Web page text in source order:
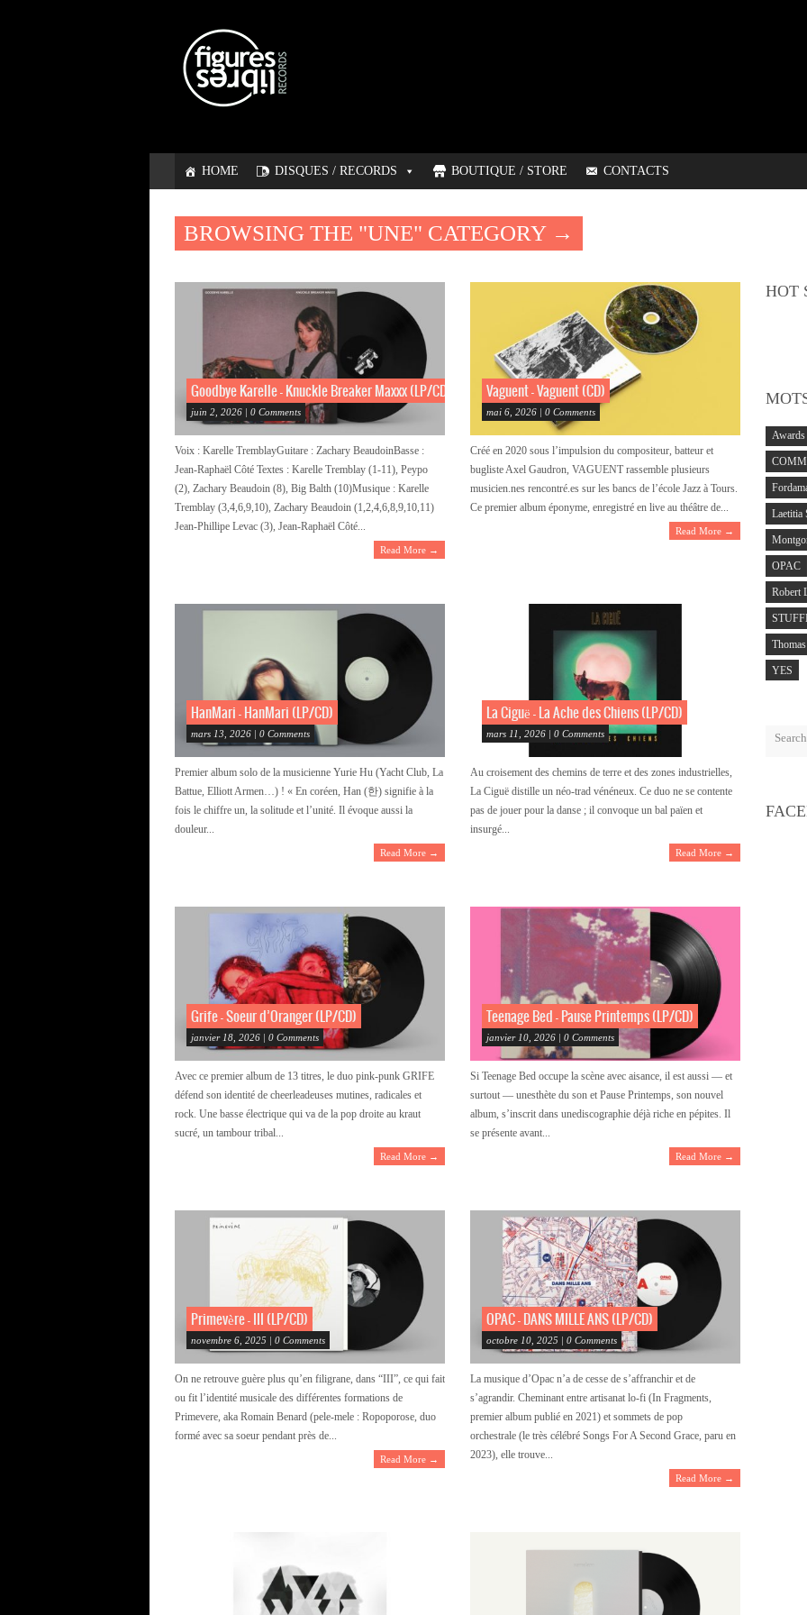
HOME DISQUES / RECORDS BOUTIQUE / STORE CONTACTS
BROWSING THE "UNE" CATEGORY →
Goodbye Karelle – Knuckle Breaker Maxxx (LP/CD)
juin 2, 2026 | 0 Comments
Voix : Karelle TremblayGuitare : Zachary BeaudoinBasse :
Jean-Raphaël Côté Textes : Karelle Tremblay (1-11), Peypo
(2), Zachary Beaudoin (8), Big Balth (10)Musique : Karelle
Tremblay (3,4,6,9,10), Zachary Beaudoin (1,2,4,6,8,9,10,11)
Jean-Phillipe Levac (3), Jean-Raphaël Côté...
Read More →
Vaguent – Vaguent (CD)
mai 6, 2026 | 0 Comments
Créé en 2020 sous l’impulsion du compositeur, batteur et
bugliste Axel Gaudron, VAGUENT rassemble plusieurs
musicien.nes rencontré.es sur les bancs de l’école Jazz à Tours.
Ce premier album éponyme, enregistré en live au théâtre de...
Read More →
HanMari – HanMari (LP/CD)
mars 13, 2026 | 0 Comments
Premier album solo de la musicienne Yurie Hu (Yacht Club, La
Battue, Elliott Armen…) ! « En coréen, Han (한) signifie à la
fois le chiffre un, la solitude et l’unité. Il évoque aussi la
douleur...
Read More →
La Ciguë – La Ache des Chiens (LP/CD)
mars 11, 2026 | 0 Comments
Au croisement des chemins de terre et des zones industrielles,
La Ciguë distille un néo-trad vénéneux. Ce duo ne se contente
pas de jouer pour la danse ; il convoque un bal païen et
insurgé...
Read More →
Grife – Soeur d’Oranger (LP/CD)
janvier 18, 2026 | 0 Comments
Avec ce premier album de 13 titres, le duo pink-punk GRIFE
défend son identité de cheerleadeuses mutines, radicales et
rock. Une basse électrique qui va de la pop droite au kraut
sucré, un tambour tribal...
Read More →
Teenage Bed – Pause Printemps (LP/CD)
janvier 10, 2026 | 0 Comments
Si Teenage Bed occupe la scène avec aisance, il est aussi — et
surtout — unesthète du son et Pause Printemps, son nouvel
album, s’inscrit dans unediscographie déjà riche en pépites. Il
se présente avant...
Read More →
Primevère – III (LP/CD)
novembre 6, 2025 | 0 Comments
On ne retrouve guère plus qu’en filigrane, dans “III”, ce qui fait
ou fit l’identité musicale des différentes formations de
Primevere, aka Romain Benard (pele-mele : Ropoporose, duo
formé avec sa soeur pendant près de...
Read More →
OPAC – DANS MILLE ANS (LP/CD)
octobre 10, 2025 | 0 Comments
La musique d’Opac n’a de cesse de s’affranchir et de
s’agrandir. Cheminant entre artisanat lo-fi (In Fragments,
premier album publié en 2021) et sommets de pop
orchestrale (le très célébré Songs For A Second Grace, paru en
2023), elle trouve...
Read More →
HOT
Awards
Laetitia
OPAC
Robert
YES